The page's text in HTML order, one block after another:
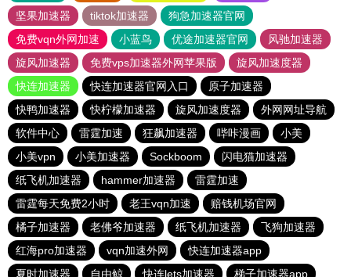
坚果加速器
tiktok加速器
狗急加速器官网
免费vqn外网加速
小蓝鸟 优途加速器官网
风驰加速器
旋风加速器
免费vps加速器外网苹果版
旋风加速度器
快连加速器
快连加速器官网入口
原子加速器
快鸭加速器
快柠檬加速器 旋风加速度器
外网网址导航
软件中心
雷霆加速 狂飙加速器 哔咔漫画
小美
小美vpn
小美加速器 Sockboom
闪电猫加速器
纸飞机加速器
hammer加速器
雷霆加速
雷霆每天免费2小时
老王vqn加速
赔钱机场官网
橘子加速器
老佛爷加速器 纸飞机加速器
飞狗加速器
红海pro加速器
vqn加速外网
快连加速器app
夏时加速器
自由鲸 快连lets加速器 梯子加速器app